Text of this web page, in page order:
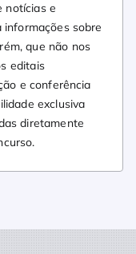
notícias e
sobre
que não nos
editais
e conferência
exclusiva
diretamente